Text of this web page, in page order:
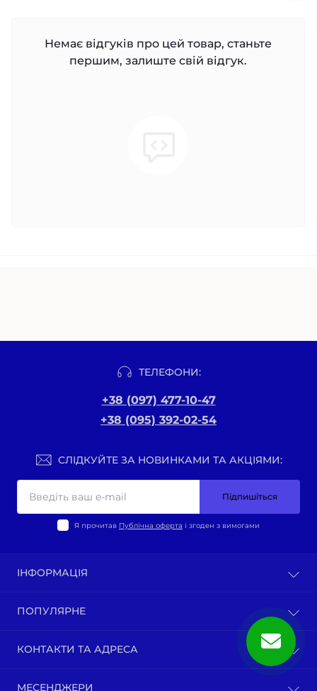
Немає відгуків про цей товар, станьте
першим, залиште свій відгук.
ТЕЛЕФОНИ:
+38 (097) 477-10-47
+38 (095) 392-02-54
СЛІДКУЙТЕ ЗА НОВИНКАМИ ТА АКЦІЯМИ:
Підпишіться
Я прочитав Публічна оферта і згоден з вимогами
ІНФОРМАЦІЯ
Політика конфіденційності
Про нас
Карта сайту
ПОПУЛЯРНЕ
Запчастини по моделям мотоциклів
КОНТАКТИ ТА АДРЕСА
МЕСЕНДЖЕРИ